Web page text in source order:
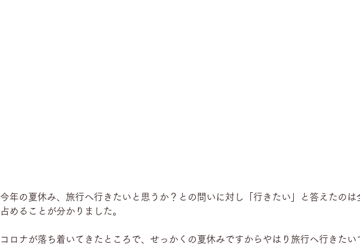
今年の夏休み、旅行へ行きたいと思うか？との問いに対し「行きたい」と答えたのは
占めることが分かりました。
コロナが落ち着いてきたところで、せっかくの夏休みですからやはり旅行へ行きたい